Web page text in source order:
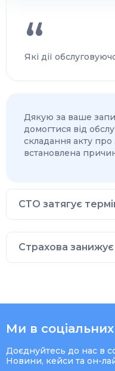
Які дії
Дякую за ваше
домогтися від
складання акту про
встановлена
СТО затягує
Страхова
Ми в
Доєднуйтесь до нас в
Новини, кейси та он-